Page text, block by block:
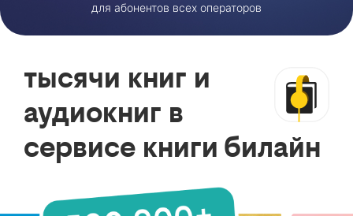
для абонентов всех операторов
тысячи книг и
аудиокниг в
сервисе книги билайн